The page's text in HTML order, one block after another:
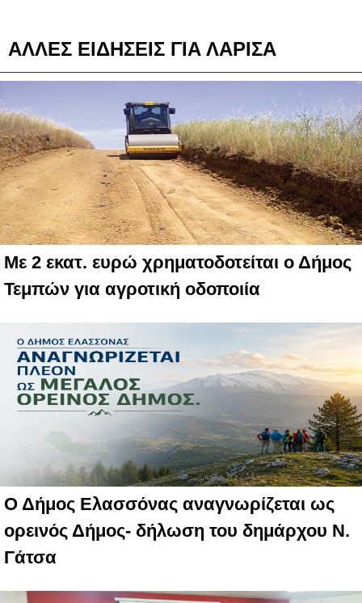
ΑΛΛΕΣ ΕΙΔΗΣΕΙΣ ΓΙΑ ΛΑΡΙΣΑ
Με 2 εκατ. ευρώ χρηματοδοτείται ο Δήμος
Τεμπών για αγροτική οδοποιία
Ο Δήμος Ελασσόνας αναγνωρίζεται ως
ορεινός Δήμος- δήλωση του δημάρχου Ν.
Γάτσα